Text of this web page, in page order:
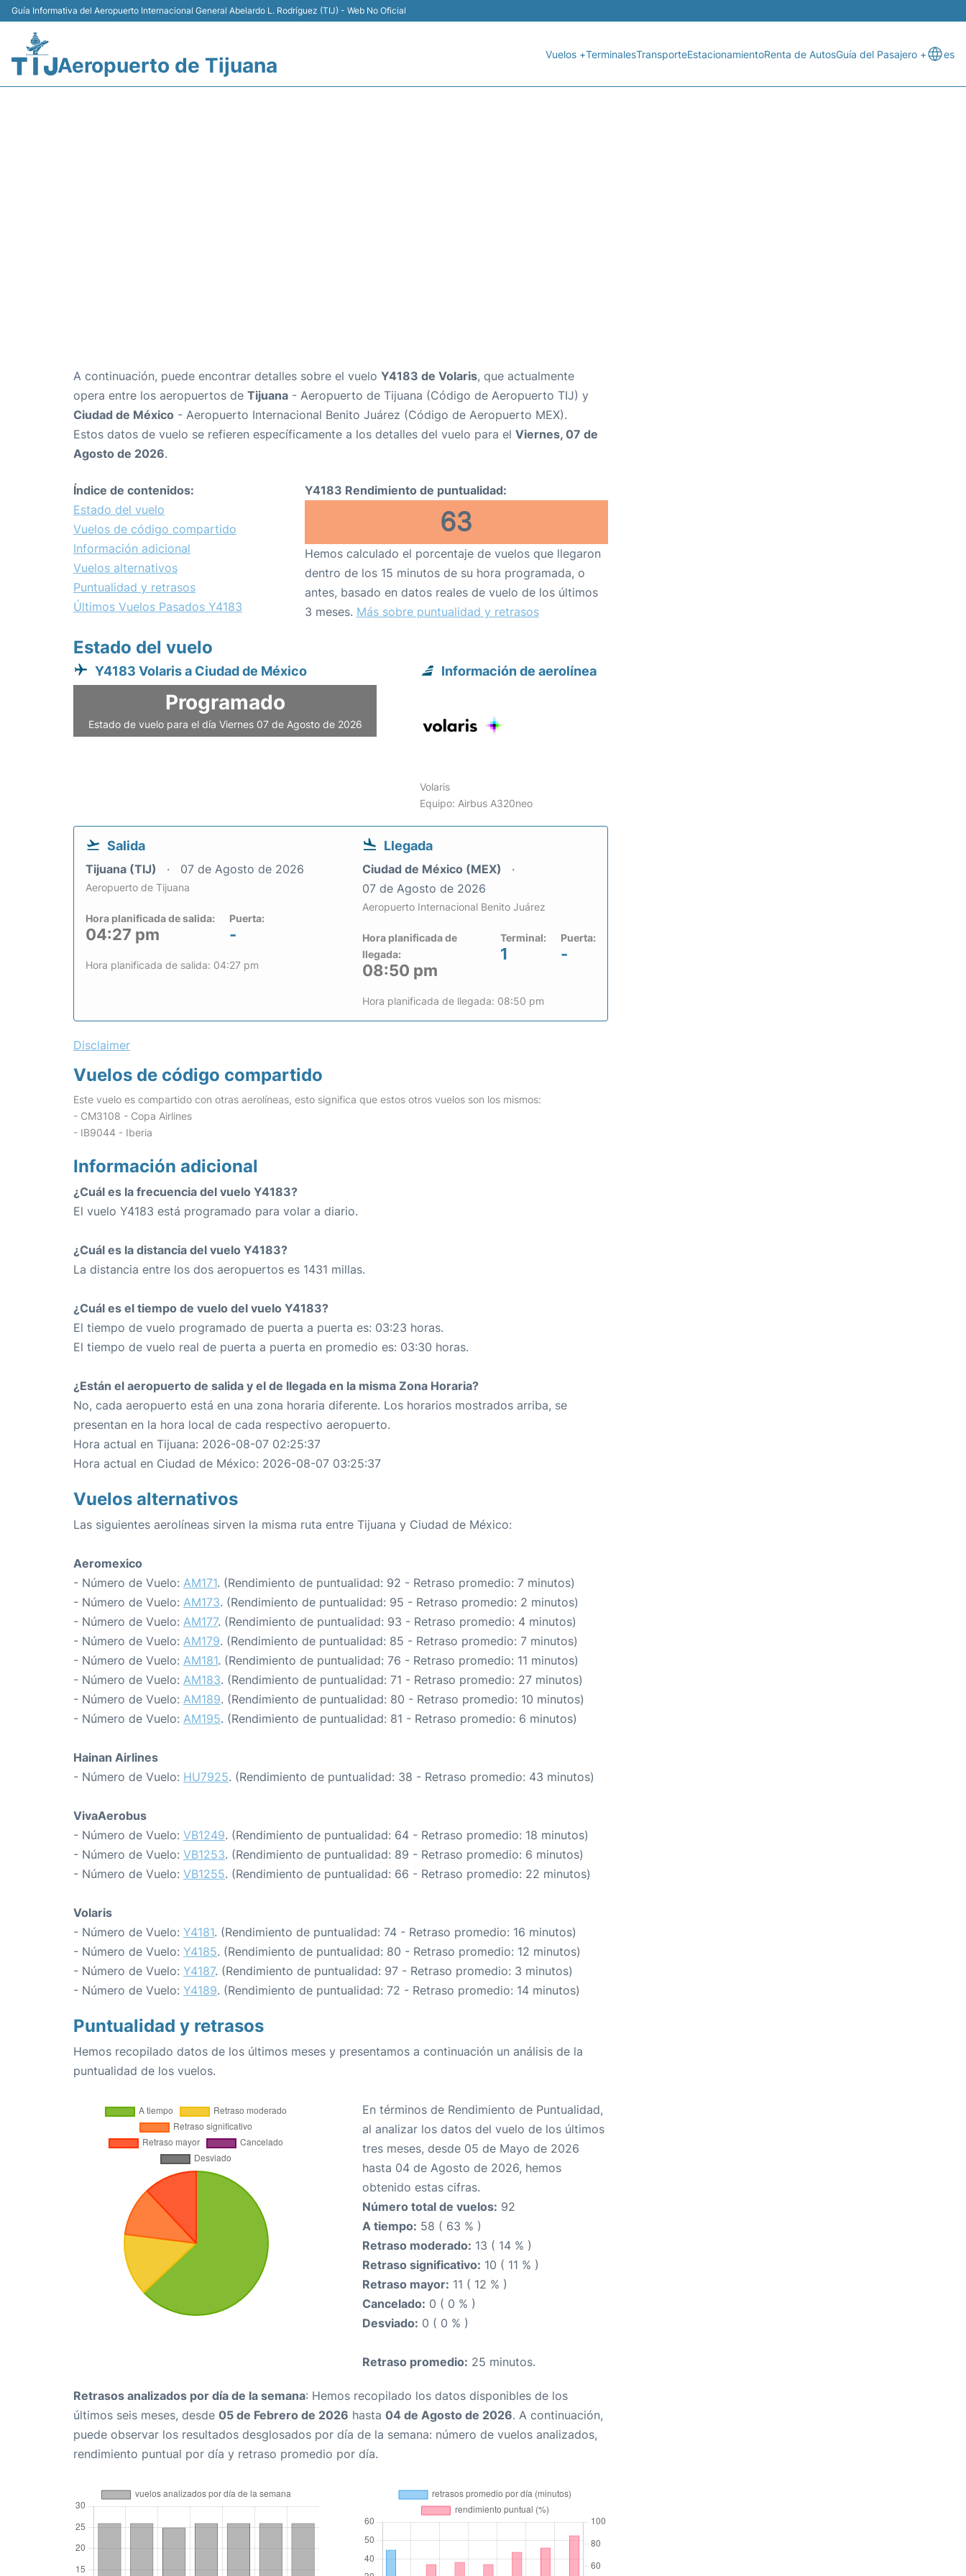
Guía Informativa del Aeropuerto Internacional General Abelardo L. Rodríguez (TIJ) - Web No Oficial
Aeropuerto de Tijuana Vuelos +TerminalesTransporteEstacionamientoRenta de AutosGuía del Pasajero + es
A continuación, puede encontrar detalles sobre el vuelo Y4183 de Volaris, que actualmente
opera entre los aeropuertos de Tijuana - Aeropuerto de Tijuana (Código de Aeropuerto TIJ) y
Ciudad de México - Aeropuerto Internacional Benito Juárez (Código de Aeropuerto MEX).
Estos datos de vuelo se refieren específicamente a los detalles del vuelo para el Viernes, 07 de
Agosto de 2026.
Índice de contenidos:
Estado del vuelo
Vuelos de código compartido
Información adicional
Vuelos alternativos
Puntualidad y retrasos
Últimos Vuelos Pasados Y4183
Y4183 Rendimiento de puntualidad:
63
Hemos calculado el porcentaje de vuelos que llegaron
dentro de los 15 minutos de su hora programada, o
antes, basado en datos reales de vuelo de los últimos
3 meses. Más sobre puntualidad y retrasos
Estado del vuelo
Y4183 Volaris a Ciudad de México
Programado
Estado de vuelo para el día Viernes 07 de Agosto de 2026
Información de aerolínea
Volaris
Equipo: Airbus A320neo
Salida
Tijuana (TIJ) 07 de Agosto de 2026
Aeropuerto de Tijuana
Hora planificada de salida:
04:27 pm
Puerta:
-
Hora planificada de salida: 04:27 pm
Llegada
Ciudad de México (MEX)
07 de Agosto de 2026
Aeropuerto Internacional Benito Juárez
Hora planificada de
llegada:
08:50 pm
Terminal:
1
Puerta:
-
Hora planificada de llegada: 08:50 pm
Disclaimer
Vuelos de código compartido
Este vuelo es compartido con otras aerolíneas, esto significa que estos otros vuelos son los mismos:
- CM3108 - Copa Airlines
- IB9044 - Iberia
Información adicional
¿Cuál es la frecuencia del vuelo Y4183?
El vuelo Y4183 está programado para volar a diario.
¿Cuál es la distancia del vuelo Y4183?
La distancia entre los dos aeropuertos es 1431 millas.
¿Cuál es el tiempo de vuelo del vuelo Y4183?
El tiempo de vuelo programado de puerta a puerta es: 03:23 horas.
El tiempo de vuelo real de puerta a puerta en promedio es: 03:30 horas.
¿Están el aeropuerto de salida y el de llegada en la misma Zona Horaria?
No, cada aeropuerto está en una zona horaria diferente. Los horarios mostrados arriba, se
presentan en la hora local de cada respectivo aeropuerto.
Hora actual en Tijuana: 2026-08-07 02:25:37
Hora actual en Ciudad de México: 2026-08-07 03:25:37
Vuelos alternativos
Las siguientes aerolíneas sirven la misma ruta entre Tijuana y Ciudad de México:
Aeromexico
- Número de Vuelo: AM171. (Rendimiento de puntualidad: 92 - Retraso promedio: 7 minutos)
- Número de Vuelo: AM173. (Rendimiento de puntualidad: 95 - Retraso promedio: 2 minutos)
- Número de Vuelo: AM177. (Rendimiento de puntualidad: 93 - Retraso promedio: 4 minutos)
- Número de Vuelo: AM179. (Rendimiento de puntualidad: 85 - Retraso promedio: 7 minutos)
- Número de Vuelo: AM181. (Rendimiento de puntualidad: 76 - Retraso promedio: 11 minutos)
- Número de Vuelo: AM183. (Rendimiento de puntualidad: 71 - Retraso promedio: 27 minutos)
- Número de Vuelo: AM189. (Rendimiento de puntualidad: 80 - Retraso promedio: 10 minutos)
- Número de Vuelo: AM195. (Rendimiento de puntualidad: 81 - Retraso promedio: 6 minutos)
Hainan Airlines
- Número de Vuelo: HU7925. (Rendimiento de puntualidad: 38 - Retraso promedio: 43 minutos)
VivaAerobus
- Número de Vuelo: VB1249. (Rendimiento de puntualidad: 64 - Retraso promedio: 18 minutos)
- Número de Vuelo: VB1253. (Rendimiento de puntualidad: 89 - Retraso promedio: 6 minutos)
- Número de Vuelo: VB1255. (Rendimiento de puntualidad: 66 - Retraso promedio: 22 minutos)
Volaris
- Número de Vuelo: Y4181. (Rendimiento de puntualidad: 74 - Retraso promedio: 16 minutos)
- Número de Vuelo: Y4185. (Rendimiento de puntualidad: 80 - Retraso promedio: 12 minutos)
- Número de Vuelo: Y4187. (Rendimiento de puntualidad: 97 - Retraso promedio: 3 minutos)
- Número de Vuelo: Y4189. (Rendimiento de puntualidad: 72 - Retraso promedio: 14 minutos)
Puntualidad y retrasos
Hemos recopilado datos de los últimos meses y presentamos a continuación un análisis de la
puntualidad de los vuelos.
En términos de Rendimiento de Puntualidad,
al analizar los datos del vuelo de los últimos
tres meses, desde 05 de Mayo de 2026
hasta 04 de Agosto de 2026, hemos
obtenido estas cifras.
Número total de vuelos: 92
A tiempo: 58 ( 63 % )
Retraso moderado: 13 ( 14 % )
Retraso significativo: 10 ( 11 % )
Retraso mayor: 11 ( 12 % )
Cancelado: 0 ( 0 % )
Desviado: 0 ( 0 % )
Retraso promedio: 25 minutos.
Retrasos analizados por día de la semana: Hemos recopilado los datos disponibles de los
últimos seis meses, desde 05 de Febrero de 2026 hasta 04 de Agosto de 2026. A continuación,
puede observar los resultados desglosados por día de la semana: número de vuelos analizados,
rendimiento puntual por día y retraso promedio por día.